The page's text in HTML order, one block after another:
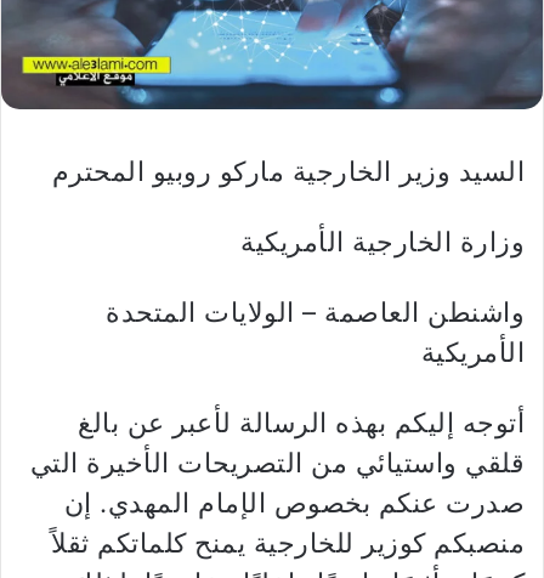
السيد وزير الخارجية ماركو روبيو المحترم
وزارة الخارجية الأمريكية
واشنطن العاصمة – الولايات المتحدة
الأمريكية
أتوجه إليكم بهذه الرسالة لأعبر عن بالغ
قلقي واستيائي من التصريحات الأخيرة التي
صدرت عنكم بخصوص الإمام المهدي. إن
منصبكم كوزير للخارجية يمنح كلماتكم ثقلاً